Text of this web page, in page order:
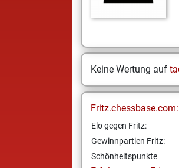
Keine Wertung auf
Fritz.chessbase.com:
Elo gegen Fritz:
Gewinnpartien Fritz:
Schönheitspunkte